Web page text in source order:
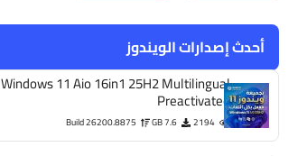
أحدث إصدارات الويندوز
Windows 11 Aio 16in1 25H2 Multilingual
Preactivated
2194
7.6 GB
Build 26200.8875